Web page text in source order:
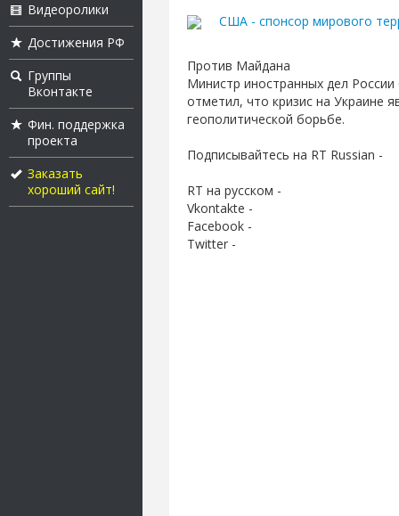
Видеоролики
Достижения РФ
Группы
Вконтакте
Фин. поддержка
проекта
Заказать
хороший сайт!
США - спонсор мирового
Против Майдана
Министр иностранных дел
отметил, что кризис на Украине
геополитической борьбе.
Подписывайтесь на RT Russian -
RT на русском -
Vkontakte -
Facebook -
Twitter -